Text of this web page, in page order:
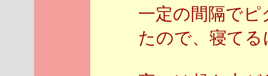
一定の間隔で
たので、寝て